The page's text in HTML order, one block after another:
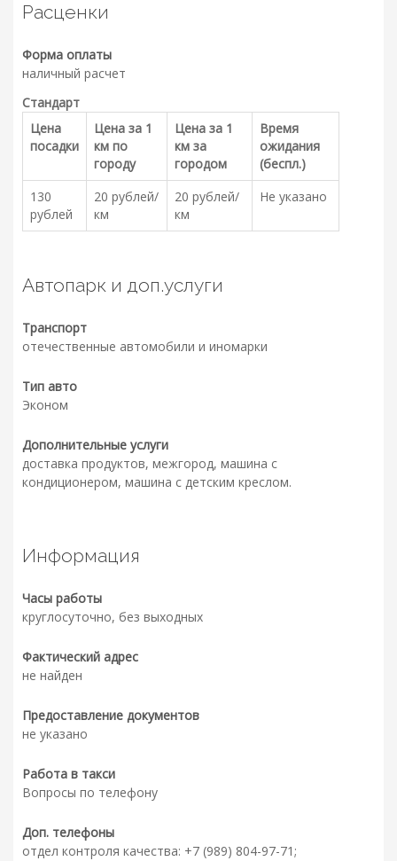
Расценки
Форма оплаты
наличный расчет
Стандарт
Цена
посадки
Цена за 1
км по
городу
Цена за 1
км за
городом
Время
ожидания
(беспл.)
130
рублей
20 рублей/
км
20 рублей/
км
Не указано
Автопарк и доп.услуги
Транспорт
отечественные автомобили и иномарки
Тип авто
Эконом
Дополнительные услуги
доставка продуктов, межгород, машина с
кондиционером, машина с детским креслом.
Информация
Часы работы
круглосуточно, без выходных
Фактический адрес
не найден
Предоставление документов
не указано
Работа в такси
Вопросы по телефону
Доп. телефоны
отдел контроля качества: +7 (989) 804-97-71;